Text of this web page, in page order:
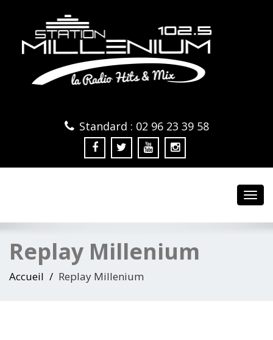
Standard : 02 96 23 39 58
Replay Millenium
Accueil Replay Millenium